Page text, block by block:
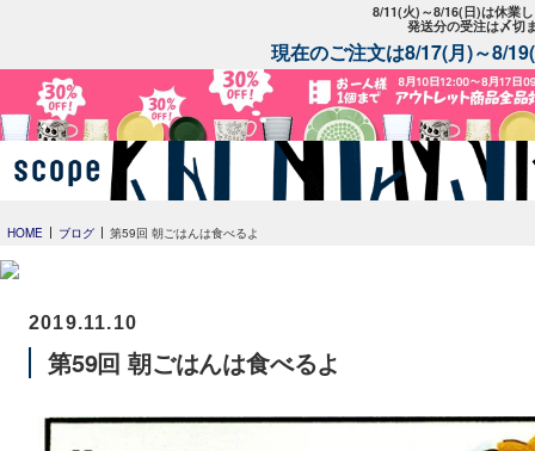
8/11(火)～8/16(日)は休業
発送分の受注は〆切
現在のご注文は8/17(月)～8/
HOME ブログ 第59回 朝ごはんは食べるよ
2019.11.10
第59回 朝ごはんは食べるよ